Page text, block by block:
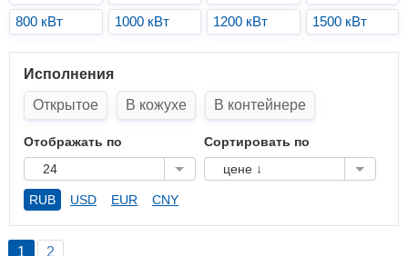
800 кВт
1000 кВт 1200 кВт 1500 кВт
Исполнения
Открытое
В кожухе В контейнере
Отображать по
24
Сортировать по
цене ↓
RUB USD EUR CNY
1 2